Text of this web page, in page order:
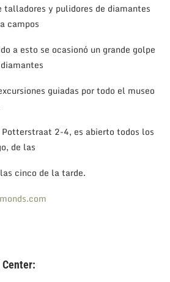
y pulidores de diamantes
campos
a esto se ocasionó un grande golpe
guiadas por todo el museo
Potterstraat 2-4, es abierto todos los
de las
cinco de la tarde.
Center: